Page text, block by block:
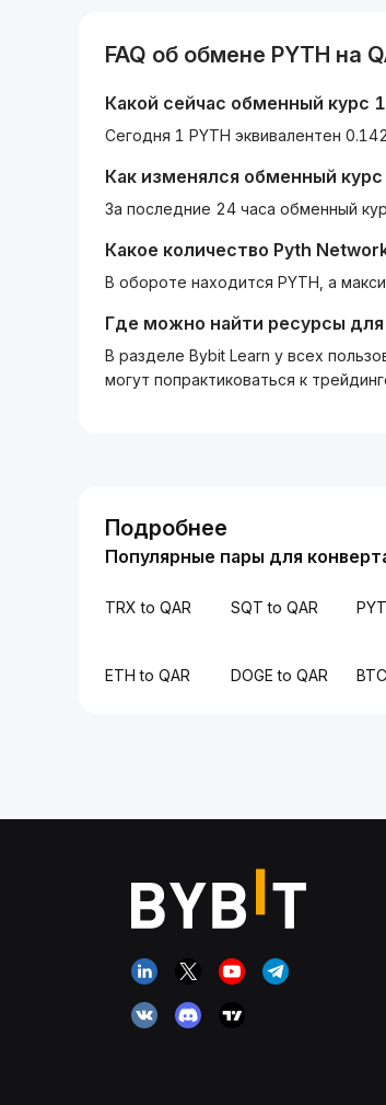
FAQ об обмене PYTH на
Какой сейчас обменный курс 1
Как изменялся обменный курс
За последние 24 часа обменный
Какое количество Pyth
В обороте находится PYTH, а
Где можно найти ресурсы для
В разделе Bybit Learn у всех
могут попрактиковаться к
Подробнее
Популярные пары для
TRX to QAR SQT to QAR
ETH to QAR DOGE to QAR